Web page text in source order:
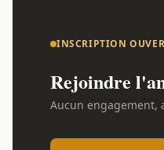
INSCRIPTION
Rejoindre
Aucun engagement,